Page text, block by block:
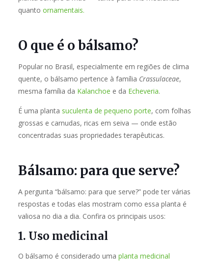
quanto ornamentais.
O que é o bálsamo?
Popular no Brasil, especialmente em regiões de clima
quente, o bálsamo pertence à família Crassulaceae,
mesma família da Kalanchoe e da Echeveria.
É uma planta suculenta de pequeno porte, com folhas
grossas e carnudas, ricas em seiva — onde estão
concentradas suas propriedades terapêuticas.
Bálsamo: para que serve?
A pergunta “bálsamo: para que serve?” pode ter várias
respostas e todas elas mostram como essa planta é
valiosa no dia a dia. Confira os principais usos:
1. Uso medicinal
O bálsamo é considerado uma planta medicinal